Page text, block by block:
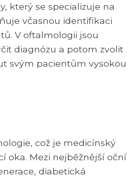
který se specializuje na
včasnou identifikaci
V oftalmologii jsou
diagnózu a potom zvolit
svým pacientům vysokou
což je medicínský
oka. Mezi nejběžnější oční
diabetická